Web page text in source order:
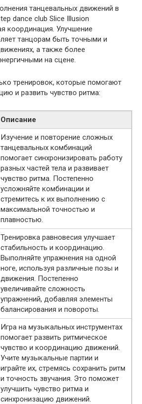
танцевальных движений в
dance club Slice Illusion
координация. Улучшение
танцорам быть точными и
а также более
на сцене.
тренировок, которые помогают
и развить чувство ритма:
Описание
Изучение и повторение сложных
танцевальных комбинаций
помогает синхронизировать работу
разных частей тела и развивает
чувство ритма. Постепенно
усложняйте комбинации и
стремитесь к их выполнению с
максимальной точностью и
плавностью.
Тренировка равновесия улучшает
стабильность и координацию.
Выполняйте упражнения на одной
ноге, используя различные позы и
движения. Постепенно
увеличивайте сложность
упражнений, добавляя элементы
балансирования и повороты.
Игра на музыкальных инструментах
помогает развить ритмическое
чувство и координацию движений.
Учите музыкальные партии и
играйте их, стремясь сохранить ритм
и точность звучания. Это поможет
улучшить чувство ритма и
синхронизацию движений.